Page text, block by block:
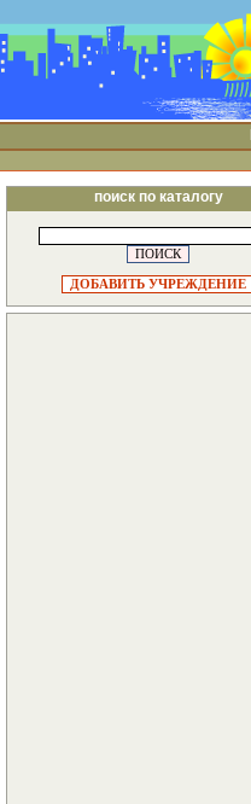
поиск по каталогу
ДОБАВИТЬ УЧРЕЖДЕНИЕ